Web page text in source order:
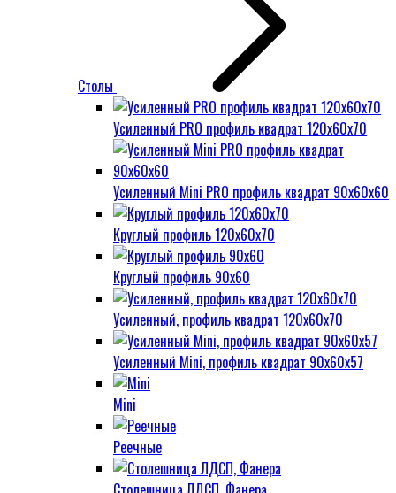
Столы
Усиленный PRO профиль квадрат 120х60х70
Усиленный Mini PRO профиль квадрат 90х60х60
Круглый профиль 120х60х70
Круглый профиль 90х60
Усиленный, профиль квадрат 120х60х70
Усиленный Mini, профиль квадрат 90х60х57
Mini
Реечные